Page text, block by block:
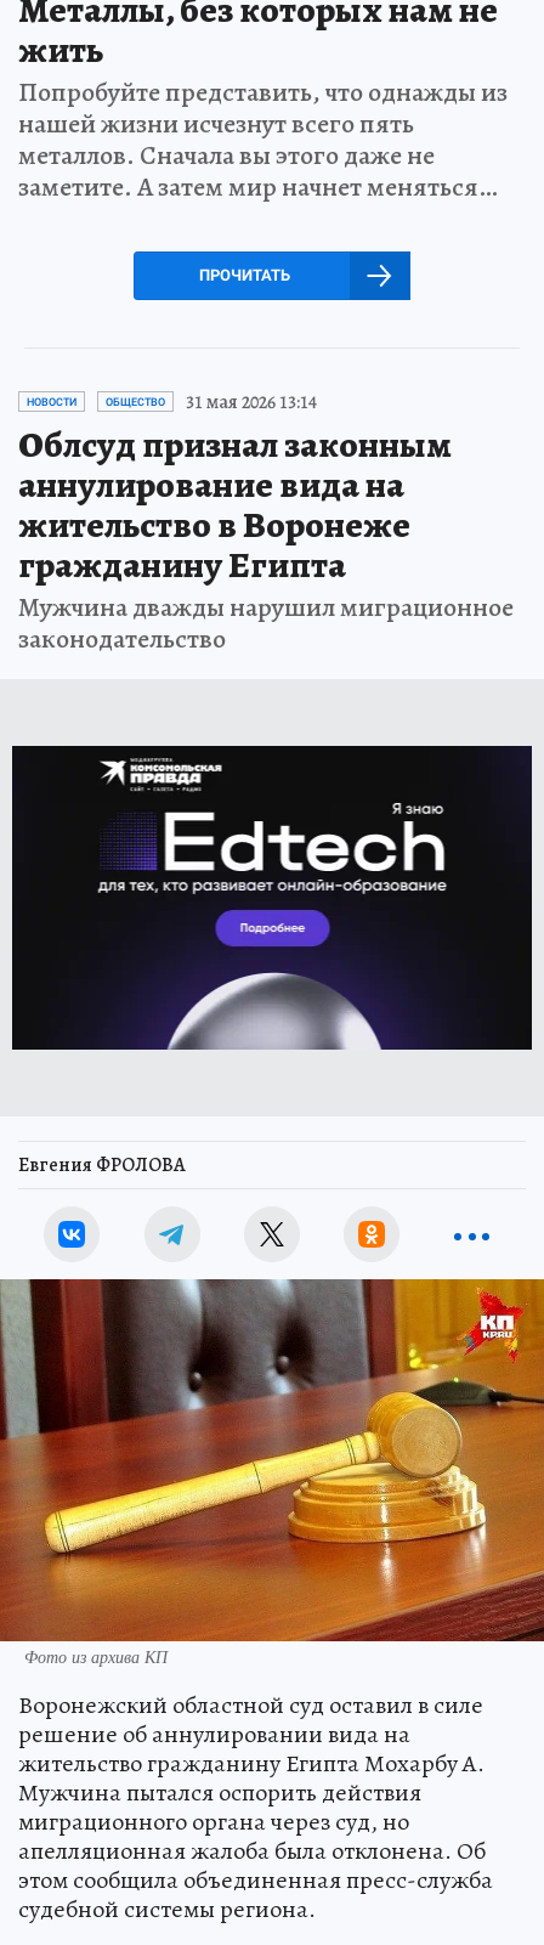
жить
Попробуйте представить, что однажды из
нашей жизни исчезнут всего пять
металлов. Сначала вы этого даже не
заметите. А затем мир начнет меняться…
ПРОЧИТАТЬ
НОВОСТИ ОБЩЕСТВО 31 мая 2026 13:14
Облсуд признал законным
аннулирование вида на
жительство в Воронеже
гражданину Египта
Мужчина дважды нарушил миграционное
законодательство
Евгения ФРОЛОВА
Фото из архива КП
Воронежский областной суд оставил в силе
решение об аннулировании вида на
жительство гражданину Египта Мохарбу А.
Мужчина пытался оспорить действия
миграционного органа через суд, но
апелляционная жалоба была отклонена. Об
этом сообщила объединенная пресс-служба
судебной системы региона.